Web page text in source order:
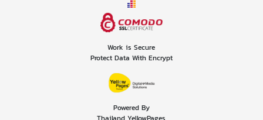
Work is Secure
Protect Data With Encrypt
Powered By